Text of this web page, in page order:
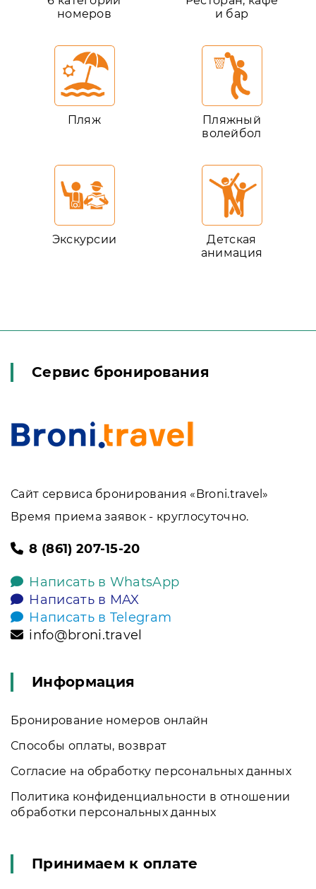
номеров
и бар
Пляж
Пляжный
волейбол
Экскурсии
Детская
анимация
Сервис бронирования
Сайт сервиса бронирования «Broni.travel»
Время приема заявок - круглосуточно.
8 (861) 207-15-20
Написать в WhatsApp
Написать в MAX
Написать в Telegram
info@broni.travel
Информация
Бронирование номеров онлайн
Способы оплаты, возврат
Согласие на обработку персональных данных
Политика конфиденциальности в отношении
обработки персональных данных
Принимаем к оплате